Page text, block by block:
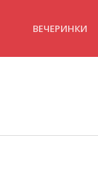
ВЕЧЕРИНКИ